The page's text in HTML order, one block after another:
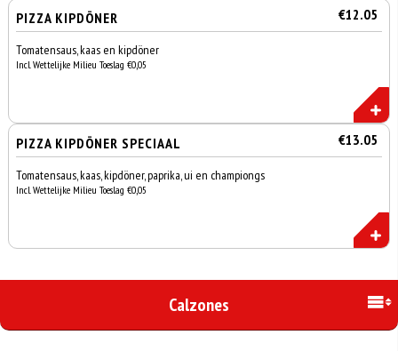
PIZZA KIPDÖNER €12.05
Tomatensaus, kaas en kipdöner
Incl. Wettelijke Milieu Toeslag €0,05
PIZZA KIPDÖNER SPECIAAL €13.05
Tomatensaus, kaas, kipdöner, paprika, ui en championgs
Incl. Wettelijke Milieu Toeslag €0,05
Calzones